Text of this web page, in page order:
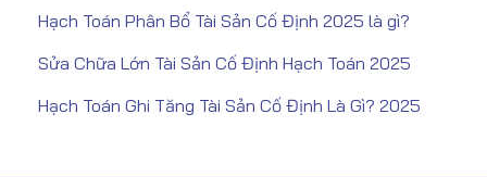
Hạch Toán Phân Bổ Tài Sản Cố Định 2025 là gì?
Sửa Chữa Lớn Tài Sản Cố Định Hạch Toán 2025
Hạch Toán Ghi Tăng Tài Sản Cố Định Là Gì? 2025